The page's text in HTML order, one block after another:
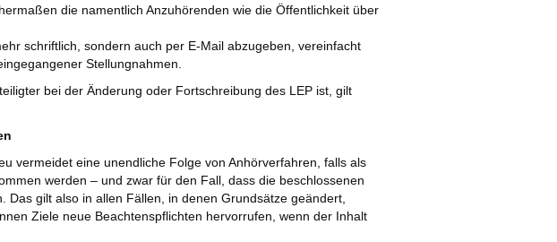
die namentlich Anzuhörenden wie die Öffentlichkeit über
schriftlich, sondern auch per E-Mail abzugeben, vereinfacht
Stellungnahmen.
bei der Änderung oder Fortschreibung des LEP ist, gilt
vermeidet eine unendliche Folge von Anhörverfahren, falls als
werden – und zwar für den Fall, dass die beschlossenen
gilt also in allen Fällen, in denen Grundsätze geändert,
Ziele neue Beachtenspflichten hervorrufen, wenn der Inhalt